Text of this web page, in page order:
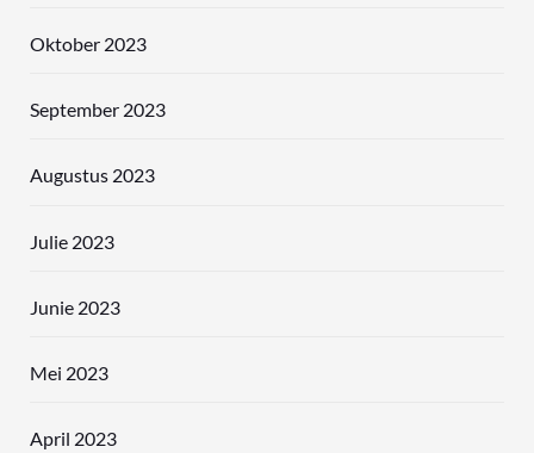
Oktober 2023
September 2023
Augustus 2023
Julie 2023
Junie 2023
Mei 2023
April 2023